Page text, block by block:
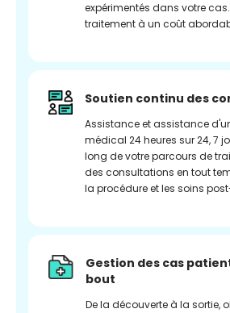
expérimentés dans votre
traitement à un coût
Soutien continu des
Assistance et assistance
médical 24 heures sur 24, 7
long de votre parcours de
des consultations en tout
la procédure et les soins
Gestion des cas
bout
De la découverte à la sortie,